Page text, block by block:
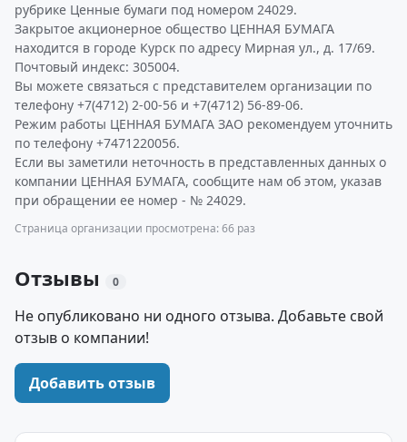
рубрике Ценные бумаги под номером 24029.
Закрытое акционерное общество ЦЕННАЯ БУМАГА
находится в городе Курск по адресу Мирная ул., д. 17/69.
Почтовый индекс: 305004.
Вы можете связаться с представителем организации по
телефону +7(4712) 2-00-56 и +7(4712) 56-89-06.
Режим работы ЦЕННАЯ БУМАГА ЗАО рекомендуем уточнить
по телефону +7471220056.
Если вы заметили неточность в представленных данных о
компании ЦЕННАЯ БУМАГА, сообщите нам об этом, указав
при обращении ее номер - № 24029.
Страница организации просмотрена: 66 раз
Отзывы 0
Не опубликовано ни одного отзыва. Добавьте свой
отзыв о компании!
Добавить отзыв